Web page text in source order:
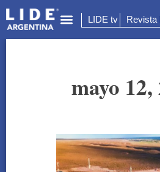
LIDE tv Revista
mayo 12,